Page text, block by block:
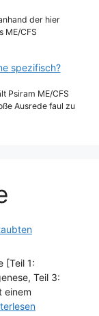
der hier
ME/CFS
spezifisch?
Psiram ME/CFS
Ausrede faul zu
[Teil 1:
Teil 3:
einem